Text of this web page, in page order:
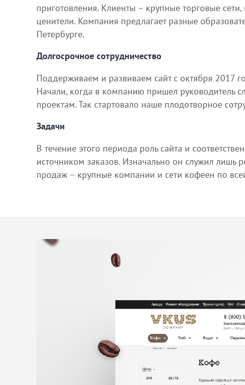
приготовления. Клиенты – крупные торговые
ценители. Компания предлагает разные
Петербурге.
Долгосрочное сотрудничество
Поддерживаем и развиваем сайт с октября 2017
Начали, когда в компанию пришел руководитель
проектам. Так стартовало наше плодотворное
Задачи
В течение этого периода роль сайта и
источником заказов. Изначально он служил
продаж – крупные компании и сети кофеен по